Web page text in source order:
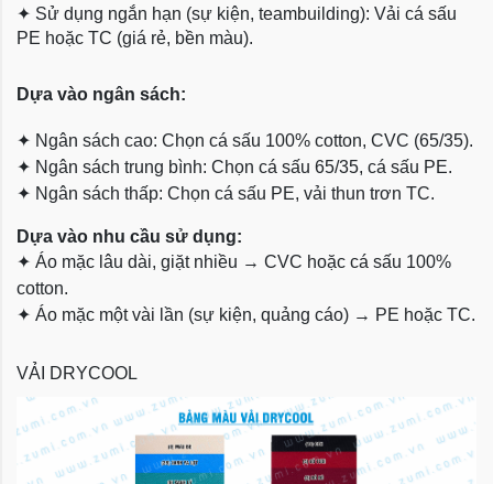
✦ Sử dụng ngắn hạn (sự kiện, teambuilding): Vải cá sấu
PE hoặc TC (giá rẻ, bền màu).
Dựa vào ngân sách:
✦ Ngân sách cao: Chọn cá sấu 100% cotton, CVC (65/35).
✦ Ngân sách trung bình: Chọn cá sấu 65/35, cá sấu PE.
✦ Ngân sách thấp: Chọn cá sấu PE, vải thun trơn TC.
Dựa vào nhu cầu sử dụng:
✦ Áo mặc lâu dài, giặt nhiều → CVC hoặc cá sấu 100%
cotton.
✦ Áo mặc một vài lần (sự kiện, quảng cáo) → PE hoặc TC.
VẢI DRYCOOL